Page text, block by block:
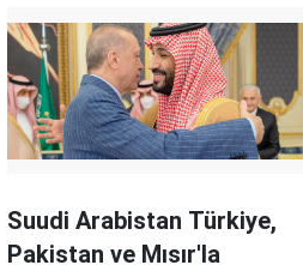
Suudi Arabistan Türkiye,
Pakistan ve Mısır'la